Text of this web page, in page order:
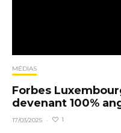
MÉDIAS
Forbes
devenant 100%
17/03/2025 · 1